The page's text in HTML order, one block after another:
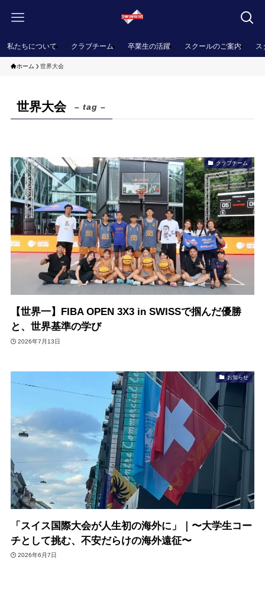
私たちについて クラブチーム 卒業生の活躍 スクールのご案内 ス
ホーム 世界大会
世界大会 – tag –
クラブチーム
【世界一】FIBA OPEN 3X3 in SWISSで掴んだ優勝
と、世界基準の学び
2026年7月13日
お知らせ
「スイス国際大会が人生初の海外に」｜〜大学生コー
チとして挑む、不安だらけの海外遠征〜
2026年6月7日